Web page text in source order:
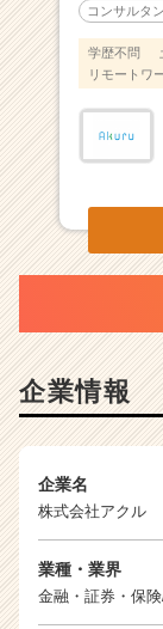
コンサルタ
学歴不問
リモートワ
企業情報
企業名
株式会社アクル
業種・業界
金融・証券・保